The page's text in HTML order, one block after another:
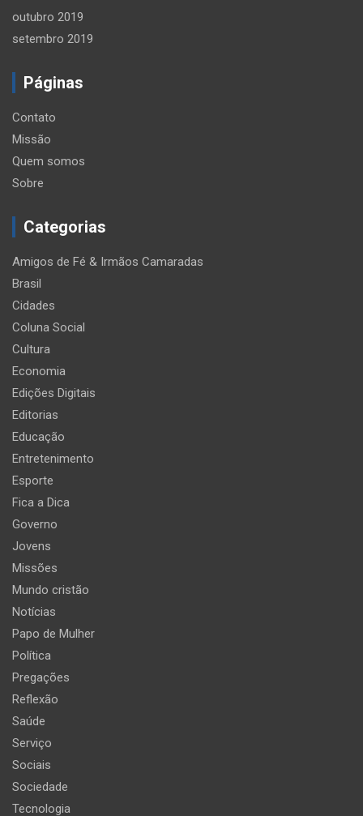
outubro 2019
setembro 2019
Páginas
Contato
Missão
Quem somos
Sobre
Categorias
Amigos de Fé & Irmãos Camaradas
Brasil
Cidades
Coluna Social
Cultura
Economia
Edições Digitais
Editorias
Educação
Entretenimento
Esporte
Fica a Dica
Governo
Jovens
Missões
Mundo cristão
Notícias
Papo de Mulher
Política
Pregações
Reflexão
Saúde
Serviço
Sociais
Sociedade
Tecnologia